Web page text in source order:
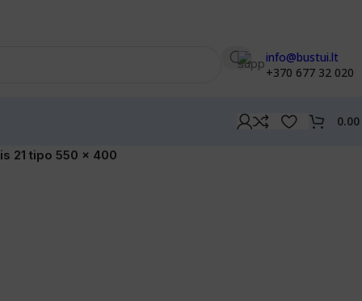
info@bustui.lt
+370 677 32 020
0.00
21 tipo 550 x 400